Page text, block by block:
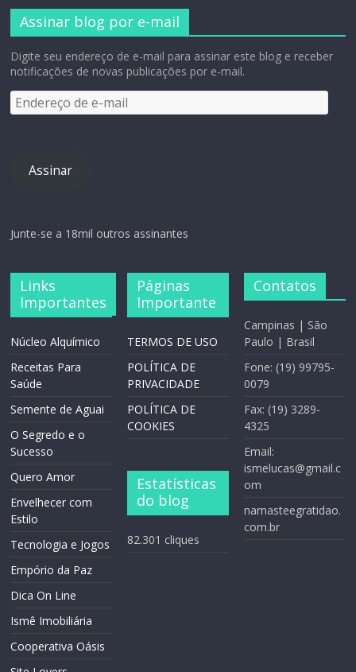
Assinar blog por e-mail
Digite seu endereço de e-mail para assinar este blog e receber
notificações de novas publicações por e-mail.
Assinar
Junte-se a 18mil outros assinantes
Links
Importantes
Núcleo Alquímico
Receitas Para
Saúde
Semente de Aguai
O Segredo e o
Sucesso
Quero Amor
Envelhecer com
Estilo
Tecnologia e Jogos
Empório da Paz
Dica On Line
Ismê Imobiliária
Cooperativa Oásis
Páginas
Importante
TERMOS DE USO
POLÍTICA DE
PRIVACIDADE
POLÍTICA DE
COOKIES
Estatísticas
do blog
82.301 cliques
Contatos
Campinas | São
Paulo | Brasil
Fone: (19) 99795-
0079
Fax: (19) 3289-
4325
Email:
ismelucas@gmail.c
om
namasteegratidao.
com.br